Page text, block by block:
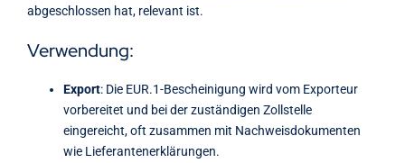
abgeschlossen hat, relevant ist.
Verwendung:
Export: Die EUR.1-Bescheinigung wird vom Exporteur
vorbereitet und bei der zuständigen Zollstelle
eingereicht, oft zusammen mit Nachweisdokumenten
wie Lieferantenerklärungen.